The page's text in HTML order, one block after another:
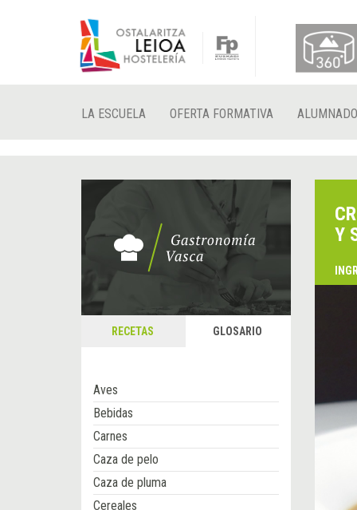
LA ESCUELA OFERTA FORMATIVA ALUMNADO
RECETAS GLOSARIO
Aves
Bebidas
Carnes
Caza de pelo
Caza de pluma
Cereales
Y